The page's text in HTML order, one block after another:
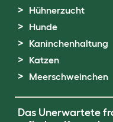
Hühnerzucht
Hunde
Kaninchenhaltung
Katzen
Meerschweinchen
Das Unerwartete